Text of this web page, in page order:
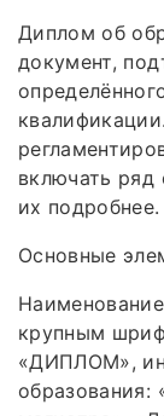
Диплом об
документ,
включать ряд
их подробнее.
Основные
крупным
«ДИПЛОМ»,
образования: